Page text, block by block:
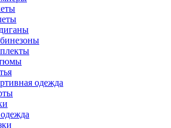
одежда